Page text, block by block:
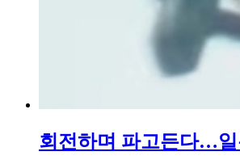
회전하며 파고든다…일